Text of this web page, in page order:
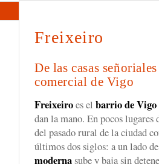
Freixeiro
De las casas
comercial de Vigo
Freixeiroes el barrio de Vigo
dan la mano. En pocos
del pasado rural de la ciudad
últimos dos siglos: a un lado
moderna sube y baja sin